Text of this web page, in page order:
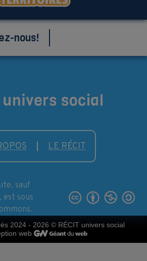
LE RÉCIT
sauf
sous
nous!
2024 - 2026 © RÉCIT univers social
web